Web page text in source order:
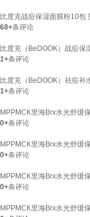
比度克战痘保湿面膜粉10包
68+条评论
比度克（BeDOOK）战痘保
1+条评论
比度克（BeDOOK）祛痘
1+条评论
MPPMCK里海Brx水光舒缓
0+条评论
MPPMCK里海Brx水光舒缓
0+条评论
MPPMCK里海Brx水光舒缓
0+条评论
MPPMCK里海Brx水光舒缓